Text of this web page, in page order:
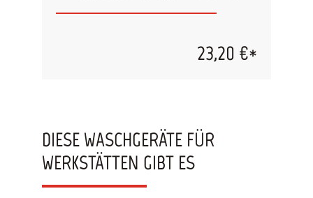
funktioniert auch wenn die Lackmaterialien schon
automatischen als auch in manuellen
koaguliert und gefiltert werden. Dadurch bleiben
Ihnen hohe Kosten der Abfallentsorgung erspart.
Nach dem Waschen mit AquaSolve wird eine
Nachspühlung mit Wasser empfohlen. Vorteile:
23,20 €*
DIESE WASCHGERÄTE FÜR
WERKSTÄTTEN GIBT ES